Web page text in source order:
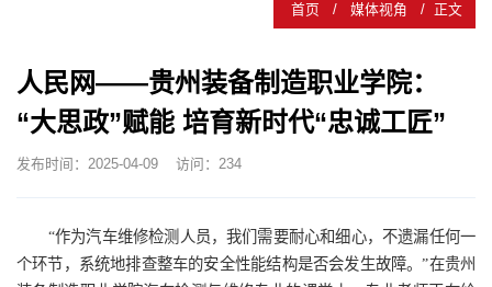
首页 / 媒体视角 / 正文
人民网——贵州装备制造职业学院：
“大思政”赋能 培育新时代“忠诚工匠”
发布时间：2025-04-09 访问： 234
“作为汽车维修检测人员，我们需要耐心和细心，不遗漏任何一
个环节，系统地排查整车的安全性能结构是否会发生故障。”在贵州